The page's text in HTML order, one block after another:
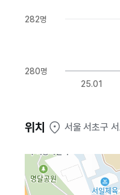
282명
280명
25.01
위치 서울 서초구